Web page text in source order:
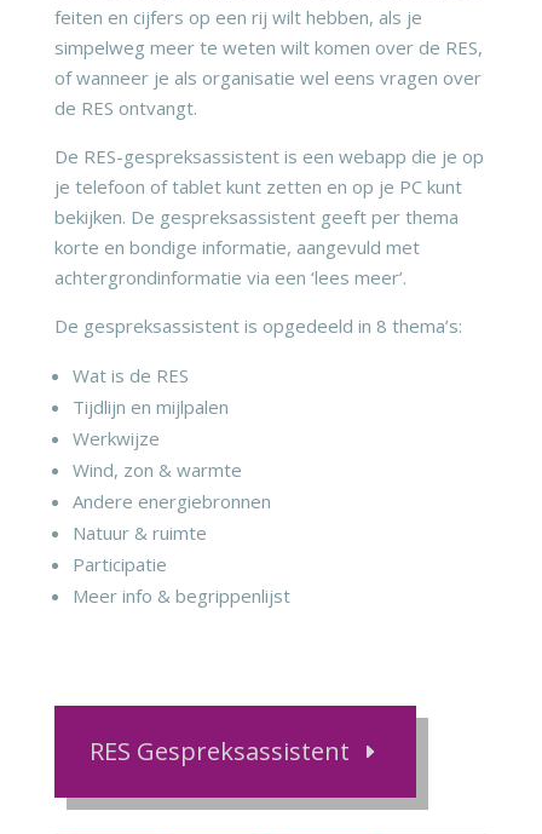
feiten en cijfers op een rij wilt hebben, als je
simpelweg meer te weten wilt komen over de RES,
of wanneer je als organisatie wel eens vragen over
de RES ontvangt.
De RES-gespreksassistent is een webapp die je op
je telefoon of tablet kunt zetten en op je PC kunt
bekijken. De gespreksassistent geeft per thema
korte en bondige informatie, aangevuld met
achtergrondinformatie via een ‘lees meer’.
De gespreksassistent is opgedeeld in 8 thema’s:
Wat is de RES
Tijdlijn en mijlpalen
Werkwijze
Wind, zon & warmte
Andere energiebronnen
Natuur & ruimte
Participatie
Meer info & begrippenlijst
RES Gespreksassistent